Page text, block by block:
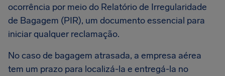
ocorrência por meio do Relatório de Irregularidade
de Bagagem (PIR), um documento essencial para
iniciar qualquer reclamação.
No caso de bagagem atrasada, a empresa aérea
tem um prazo para localizá-la e entregá-la no